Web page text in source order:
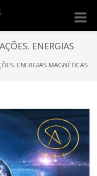
Toggle
ENERGIAS
ENERGIAS MAGNÉTICAS